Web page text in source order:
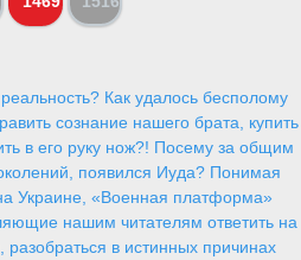
Как удалось бесполому
сознание нашего брата, купить
в его руку нож?! Посему за общим
появился Иуда? Понимая
Украине, «Военная платформа»
нашим читателям ответить на
в истинных причинах